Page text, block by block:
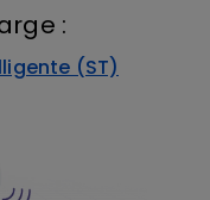
:
(ST)